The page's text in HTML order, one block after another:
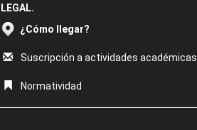
LEGAL.
¿Cómo llegar?
Suscripción a actividades académicas
Normatividad